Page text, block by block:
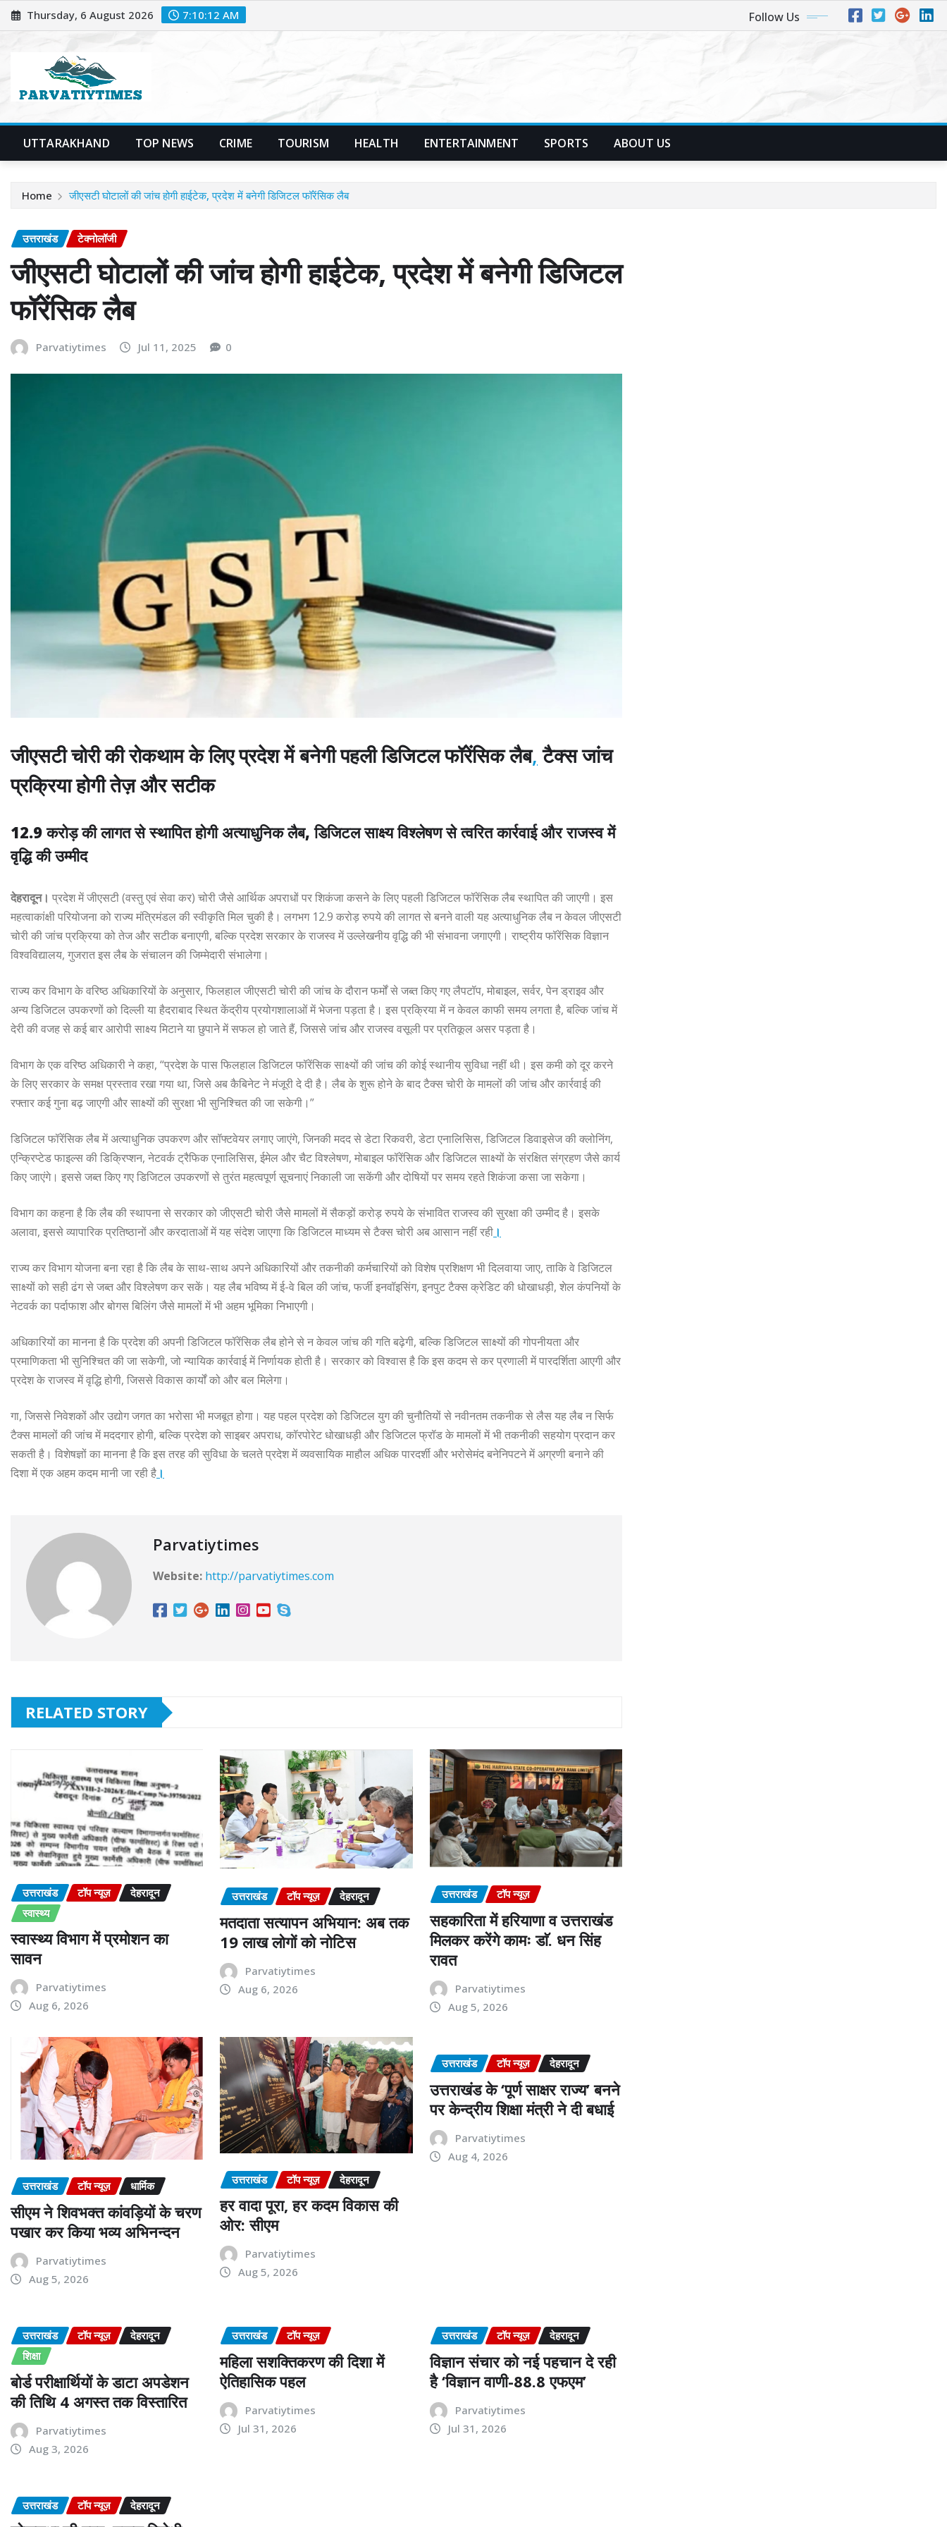
Skip
to
Thursday, 6 August 2026 7:10:13 AM Follow Us
UTTARAKHAND TOP NEWS CRIME TOURISM HEALTH ENTERTAINMENT SPORTS ABOUT US
Home जीएसटी घोटालों की जांच होगी हाईटेक, प्रदेश में बनेगी डिजिटल फॉरेंसिक लैब
उत्तराखंड टेक्नोलॉजी
जीएसटी घोटालों की जांच होगी हाईटेक, प्रदेश में बनेगी डिजिटल
फॉरेंसिक लैब
Parvatiytimes Jul 11, 2025 0
जीएसटी चोरी की रोकथाम के लिए प्रदेश में बनेगी पहली डिजिटल फॉरेंसिक लैब, टैक्स जांच
प्रक्रिया होगी तेज़ और सटीक
12.9 करोड़ की लागत से स्थापित होगी अत्याधुनिक लैब, डिजिटल साक्ष्य विश्लेषण से त्वरित कार्रवाई और राजस्व में
वृद्धि की उम्मीद
देहरादून। प्रदेश में जीएसटी (वस्तु एवं सेवा कर) चोरी जैसे आर्थिक अपराधों पर शिकंजा कसने के लिए पहली डिजिटल फॉरेंसिक लैब स्थापित की जाएगी। इस
महत्वाकांक्षी परियोजना को राज्य मंत्रिमंडल की स्वीकृति मिल चुकी है। लगभग 12.9 करोड़ रुपये की लागत से बनने वाली यह अत्याधुनिक लैब न केवल जीएसटी
चोरी की जांच प्रक्रिया को तेज और सटीक बनाएगी, बल्कि प्रदेश सरकार के राजस्व में उल्लेखनीय वृद्धि की भी संभावना जगाएगी। राष्ट्रीय फॉरेंसिक विज्ञान
विश्वविद्यालय, गुजरात इस लैब के संचालन की जिम्मेदारी संभालेगा।
राज्य कर विभाग के वरिष्ठ अधिकारियों के अनुसार, फिलहाल जीएसटी चोरी की जांच के दौरान फर्मों से जब्त किए गए लैपटॉप, मोबाइल, सर्वर, पेन ड्राइव और
अन्य डिजिटल उपकरणों को दिल्ली या हैदराबाद स्थित केंद्रीय प्रयोगशालाओं में भेजना पड़ता है। इस प्रक्रिया में न केवल काफी समय लगता है, बल्कि जांच में
देरी की वजह से कई बार आरोपी साक्ष्य मिटाने या छुपाने में सफल हो जाते हैं, जिससे जांच और राजस्व वसूली पर प्रतिकूल असर पड़ता है।
विभाग के एक वरिष्ठ अधिकारी ने कहा, “प्रदेश के पास फिलहाल डिजिटल फॉरेंसिक साक्ष्यों की जांच की कोई स्थानीय सुविधा नहीं थी। इस कमी को दूर करने
के लिए सरकार के समक्ष प्रस्ताव रखा गया था, जिसे अब कैबिनेट ने मंजूरी दे दी है। लैब के शुरू होने के बाद टैक्स चोरी के मामलों की जांच और कार्रवाई की
रफ्तार कई गुना बढ़ जाएगी और साक्ष्यों की सुरक्षा भी सुनिश्चित की जा सकेगी।”
डिजिटल फॉरेंसिक लैब में अत्याधुनिक उपकरण और सॉफ्टवेयर लगाए जाएंगे, जिनकी मदद से डेटा रिकवरी, डेटा एनालिसिस, डिजिटल डिवाइसेज की क्लोनिंग,
एन्क्रिप्टेड फाइल्स की डिक्रिप्शन, नेटवर्क ट्रैफिक एनालिसिस, ईमेल और चैट विश्लेषण, मोबाइल फॉरेंसिक और डिजिटल साक्ष्यों के संरक्षित संग्रहण जैसे कार्य
किए जाएंगे। इससे जब्त किए गए डिजिटल उपकरणों से तुरंत महत्वपूर्ण सूचनाएं निकाली जा सकेंगी और दोषियों पर समय रहते शिकंजा कसा जा सकेगा।
विभाग का कहना है कि लैब की स्थापना से सरकार को जीएसटी चोरी जैसे मामलों में सैकड़ों करोड़ रुपये के संभावित राजस्व की सुरक्षा की उम्मीद है। इसके
अलावा, इससे व्यापारिक प्रतिष्ठानों और करदाताओं में यह संदेश जाएगा कि डिजिटल माध्यम से टैक्स चोरी अब आसान नहीं रही ।
राज्य कर विभाग योजना बना रहा है कि लैब के साथ-साथ अपने अधिकारियों और तकनीकी कर्मचारियों को विशेष प्रशिक्षण भी दिलवाया जाए, ताकि वे डिजिटल
साक्ष्यों को सही ढंग से जब्त और विश्लेषण कर सकें। यह लैब भविष्य में ई-वे बिल की जांच, फर्जी इनवॉइसिंग, इनपुट टैक्स क्रेडिट की धोखाधड़ी, शेल कंपनियों के
नेटवर्क का पर्दाफाश और बोगस बिलिंग जैसे मामलों में भी अहम भूमिका निभाएगी।
अधिकारियों का मानना है कि प्रदेश की अपनी डिजिटल फॉरेंसिक लैब होने से न केवल जांच की गति बढ़ेगी, बल्कि डिजिटल साक्ष्यों की गोपनीयता और
प्रमाणिकता भी सुनिश्चित की जा सकेगी, जो न्यायिक कार्रवाई में निर्णायक होती है। सरकार को विश्वास है कि इस कदम से कर प्रणाली में पारदर्शिता आएगी और
प्रदेश के राजस्व में वृद्धि होगी, जिससे विकास कार्यों को और बल मिलेगा।
गा, जिससे निवेशकों और उद्योग जगत का भरोसा भी मजबूत होगा। यह पहल प्रदेश को डिजिटल युग की चुनौतियों से नवीनतम तकनीक से लैस यह लैब न सिर्फ
टैक्स मामलों की जांच में मददगार होगी, बल्कि प्रदेश को साइबर अपराध, कॉरपोरेट धोखाधड़ी और डिजिटल फ्रॉड के मामलों में भी तकनीकी सहयोग प्रदान कर
सकती है। विशेषज्ञों का मानना है कि इस तरह की सुविधा के चलते प्रदेश में व्यवसायिक माहौल अधिक पारदर्शी और भरोसेमंद बनेनिपटने में अग्रणी बनाने की
दिशा में एक अहम कदम मानी जा रही है ।
Parvatiytimes
Website: http://parvatiytimes.com
RELATED STORY
उत्तराखंड टॉप न्यूज़
देहरादून
स्वास्थ्य
स्वास्थ्य विभाग में प्रमोशन का
सावन
Parvatiytimes
Aug 6, 2026
उत्तराखंड टॉप न्यूज़ देहरादून
मतदाता सत्यापन अभियान: अब तक
19 लाख लोगों को नोटिस
Parvatiytimes
Aug 6, 2026
उत्तराखंड टॉप न्यूज़
सहकारिता में हरियाणा व उत्तराखंड
मिलकर करेंगे कामः डाॅ. धन सिंह
रावत
Parvatiytimes
Aug 5, 2026
उत्तराखंड टॉप न्यूज़ धार्मिक
सीएम ने शिवभक्त कांवड़ियों के चरण
पखार कर किया भव्य अभिनन्दन
Parvatiytimes
Aug 5, 2026
उत्तराखंड टॉप न्यूज़ देहरादून
हर वादा पूरा, हर कदम विकास की
ओर: सीएम
Parvatiytimes
Aug 5, 2026
उत्तराखंड टॉप न्यूज़ देहरादून
उत्तराखंड के ‘पूर्ण साक्षर राज्य’ बनने
पर केन्द्रीय शिक्षा मंत्री ने दी बधाई
Parvatiytimes
Aug 4, 2026
उत्तराखंड टॉप न्यूज़
देहरादून
शिक्षा
बोर्ड परीक्षार्थियों के डाटा अपडेशन
की तिथि 4 अगस्त तक विस्तारित
Parvatiytimes
Aug 3, 2026
उत्तराखंड टॉप न्यूज़
महिला सशक्तिकरण की दिशा में
ऐतिहासिक पहल
Parvatiytimes
Jul 31, 2026
उत्तराखंड टॉप न्यूज़ देहरादून
विज्ञान संचार को नई पहचान दे रही
है ‘विज्ञान वाणी-88.8 एफएम’
Parvatiytimes
Jul 31, 2026
उत्तराखंड टॉप न्यूज़ देहरादून